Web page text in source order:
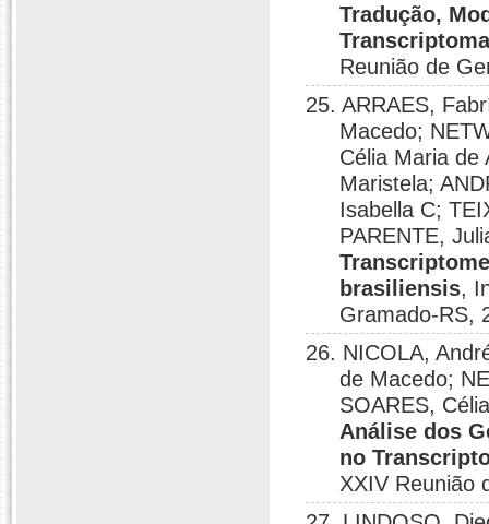
Tradução,
Reunião de
25. ARRAES,
Macedo;
Célia Maria de
Maristela;
Isabella C;
PARENTE,
brasiliensis,
Gramado-RS,
26. NICOLA,
de Macedo;
SOARES,
Análise dos
no
XXIV Reunião